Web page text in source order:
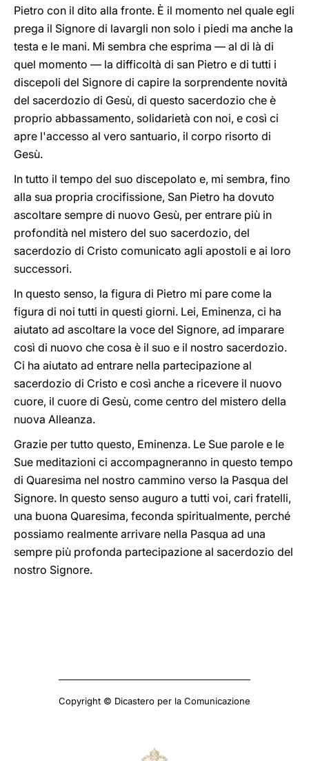
Pietro con il dito alla fronte. È il momento nel quale egli
prega il Signore di lavargli non solo i piedi ma anche la
testa e le mani. Mi sembra che esprima — al di là di
quel momento — la difficoltà di san Pietro e di tutti i
discepoli del Signore di capire la sorprendente novità
del sacerdozio di Gesù, di questo sacerdozio che è
proprio abbassamento, solidarietà con noi, e così ci
apre l'accesso al vero santuario, il corpo risorto di
Gesù.
In tutto il tempo del suo discepolato e, mi sembra, fino
alla sua propria crocifissione, San Pietro ha dovuto
ascoltare sempre di nuovo Gesù, per entrare più in
profondità nel mistero del suo sacerdozio, del
sacerdozio di Cristo comunicato agli apostoli e ai loro
successori.
In questo senso, la figura di Pietro mi pare come la
figura di noi tutti in questi giorni. Lei, Eminenza, ci ha
aiutato ad ascoltare la voce del Signore, ad imparare
così di nuovo che cosa è il suo e il nostro sacerdozio.
Ci ha aiutato ad entrare nella partecipazione al
sacerdozio di Cristo e così anche a ricevere il nuovo
cuore, il cuore di Gesù, come centro del mistero della
nuova Alleanza.
Grazie per tutto questo, Eminenza. Le Sue parole e le
Sue meditazioni ci accompagneranno in questo tempo
di Quaresima nel nostro cammino verso la Pasqua del
Signore. In questo senso auguro a tutti voi, cari fratelli,
una buona Quaresima, feconda spiritualmente, perché
possiamo realmente arrivare nella Pasqua ad una
sempre più profonda partecipazione al sacerdozio del
nostro Signore.
Copyright © Dicastero per la Comunicazione